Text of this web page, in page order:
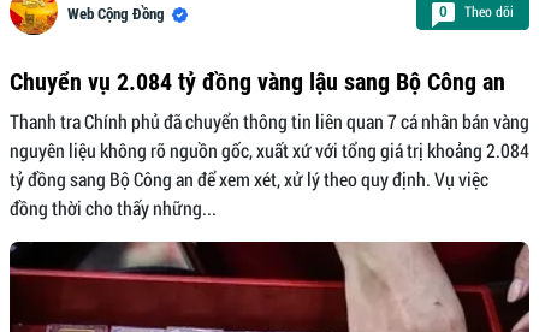
Web Cộng Đồng 0 Theo dõi
Chuyển vụ 2.084 tỷ đồng vàng lậu sang Bộ Công an
Thanh tra Chính phủ đã chuyển thông tin liên quan 7 cá nhân bán vàng
nguyên liệu không rõ nguồn gốc, xuất xứ với tổng giá trị khoảng 2.084
tỷ đồng sang Bộ Công an để xem xét, xử lý theo quy định. Vụ việc
đồng thời cho thấy những...